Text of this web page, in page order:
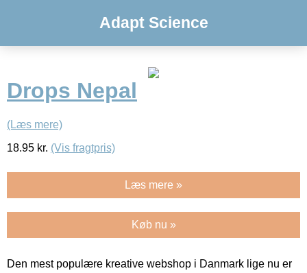
Adapt Science
Drops Nepal
(Læs mere)
18.95 kr. (Vis fragtpris)
Læs mere »
Køb nu »
Den mest populære kreative webshop i Danmark lige nu er